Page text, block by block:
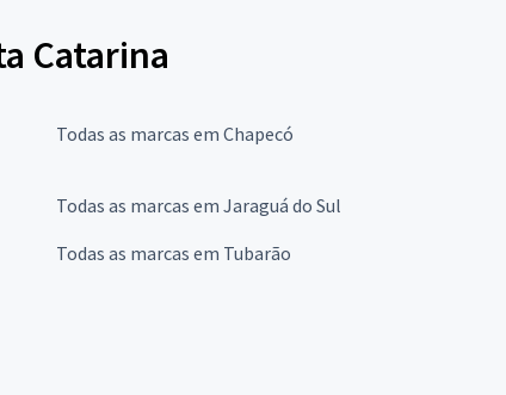
Catarina
Todas as marcas em Chapecó
Todas as marcas em Jaraguá do Sul
Todas as marcas em Tubarão